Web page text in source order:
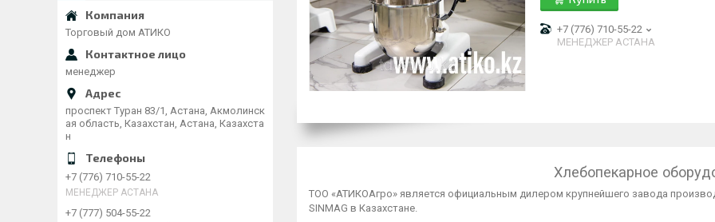
+7 (776) 710-55-22
МЕНЕДЖЕР АСТАНА
Хлебопекарное
ТОО «АТИКОАгро» является официальным дилером крупнейшего завода
SINMAG в Казахстане.
Торговый дом АТИКО
менеджер
проспект Туран 83/1, Астана, Акмолинск
ая область, Казахстан, Астана, Казахста
н
+7 (776) 710-55-22
МЕНЕДЖЕР АСТАНА
+7 (777) 504-55-22